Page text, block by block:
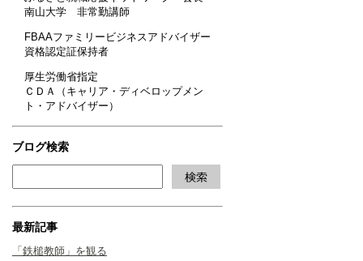
南山大学 非常勤講師
FBAAファミリービジネスアドバイザー
資格認定証保持者
厚生労働省指定
ＣＤＡ（キャリア・ディベロップメン
ト・アドバイザー）
ブログ検索
最新記事
「鉄槌教師」を観る